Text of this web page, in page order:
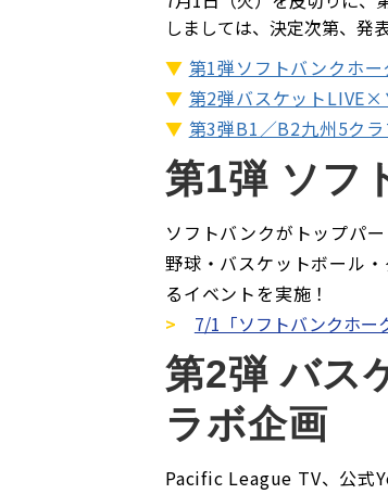
しましては、決定次第、発表
▼ 第1弾ソフトバンクホ
▼ 第2弾バスケット
▼ 第3弾B1／B2九州5ク
第1弾 ソフ
ソフトバンクがトップパ
野球・バスケットボール
るイベントを実施！
>
7/1「ソフトバンクホー
第2弾 バス
ラボ企画
Pacific League TV、公式